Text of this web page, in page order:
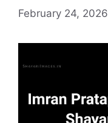
February 24, 2026